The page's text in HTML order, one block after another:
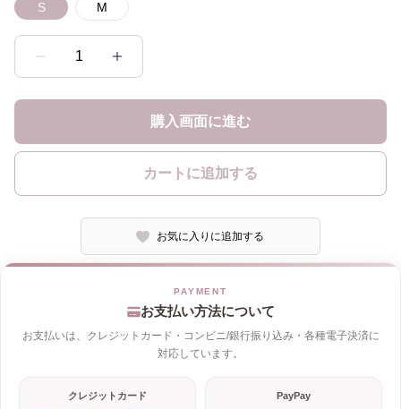
S M
1
購入画面に進む
カートに追加する
お気に入りに追加する
お支払い方法について
お支払いは、クレジットカード・コンビニ/銀行振り込み・各種電子決済に
対応しています。
クレジットカード PayPay